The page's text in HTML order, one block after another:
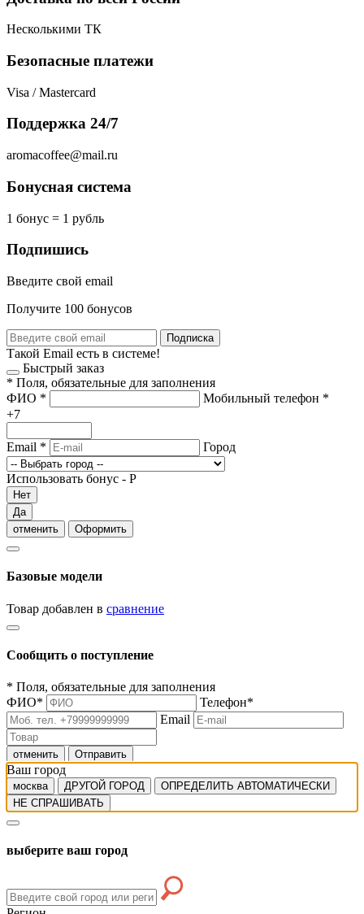
Несколькими ТК
Безопасные платежи
Visa / Mastercard
Поддержка 24/7
aromacoffee@mail.ru
Бонусная система
1 бонус = 1 рубль
Подпишись
Введите свой email
Получите 100 бонусов
Подписка
Такой Email есть в системе!
Быстрый заказ
* Поля, обязательные для заполнения
ФИО * Мобильный телефон *
+7
Email * Город
Использовать бонус - Р
Нет
Да
отменить
Оформить
Базовые модели
Товар добавлен в сравнение
Сообщить о поступление
* Поля, обязательные для заполнения
ФИО* Телефон*
Email
отменить Отправить
Ваш город
москва ДРУГОЙ ГОРОД
ОПРЕДЕЛИТЬ АВТОМАТИЧЕСКИ
НЕ СПРАШИВАТЬ
выберите ваш город